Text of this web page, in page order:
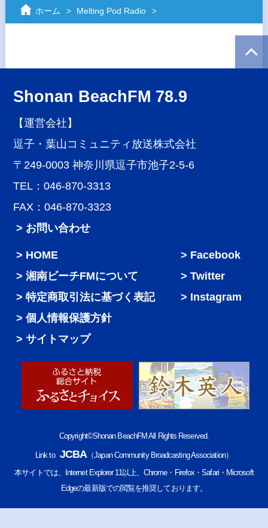
ホーム Melting Pod Radio
Shonan BeachFM 78.9
【運営会社】
逗子・葉山コミュニティ放送株式会社
〒249-0003 神奈川県逗子市池子2-5-6
TEL：046-870-3313
FAX：046-870-3323
> お問い合わせ
HOME
湘南ビーチFMについて
特定商取引法に基づく表記
個人情報保護方針
サイトマップ
Facebook
Twitter
Instagram
Copyright©Shonan BeachFM All Rights Reserved.
Link to JCBA（Japan Community Broadcasting Association）
本サイトでは、Internet Explorer 11以上、Chrome・Firefox・Safari・Microsoft
Edgeの最新版での閲覧を推奨しております。